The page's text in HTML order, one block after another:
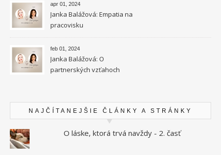
apr 01, 2024
Janka Balážová: Empatia na
pracovisku
feb 01, 2024
Janka Balážová: O
partnerských vzťahoch
NAJČÍTANEJŠIE ČLÁNKY A STRÁNKY
O láske, ktorá trvá navždy - 2. časť